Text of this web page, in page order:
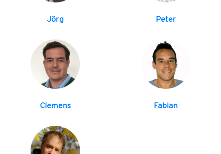
Jörg Peter
Clemens Fabian